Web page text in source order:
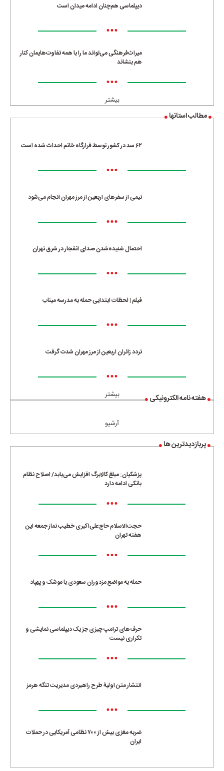
دیپلماسی هم‌چنان ادامه میدان است
•••
میراث‌فرهنگی می‌تواند ما را با همه تفاوت‌هایمان کنار
هم بنشاند
•••
بیشتر
مطالب استانها
۶۲ سد در کشور توسط قرارگاه خاتم احداث شده است
•••
نیمی از سفرهای اربعین از مرز مهران انجام می‌شود
•••
احتمال شنیده‌شدن صدای انفجار در شرق تهران
•••
فیلم | لحظات ابتدایی حمله به مدرسه میناب
•••
تردد زائران اربعین از مرز مهران شدت گرفت
•••
بیشتر هفته نامه الکترونیکی
آرشیو
پربازدیدترین ها
پزشکیان: مبلغ کالابرگ افزایش می‌یابد/ اصلاح نظام
بانکی ادامه دارد
•••
حجت‌الاسلام حاج‌علی‌اکبری خطیب نماز جمعه این
هفته تهران
•••
حمله به مواضع مزدوران سعودی با موشک و پهپاد
•••
حرف‌های ترامپ چیزی جز یک دیپلماسی نمایشی و
تکراری نیست
•••
انتشار متن اولیۀ طرح راهبردی مدیریت تنگه هرمز
•••
ضربه مغزی بیش از ۷۰۰ نظامی آمریکایی در حملات
ایران